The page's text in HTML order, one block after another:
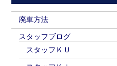
廃車方法
スタッフブログ
スタッフＫＵ